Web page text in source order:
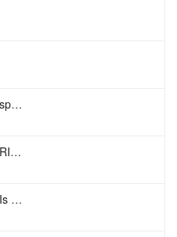
Achille Lauro – Amore Disperato
Tananai, Annalisa – STORIE BREVI
All I Want For Christmas Is You – Mariah Carey